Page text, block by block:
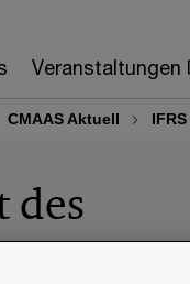
Veranstaltungen
CMAAS Aktuell
des